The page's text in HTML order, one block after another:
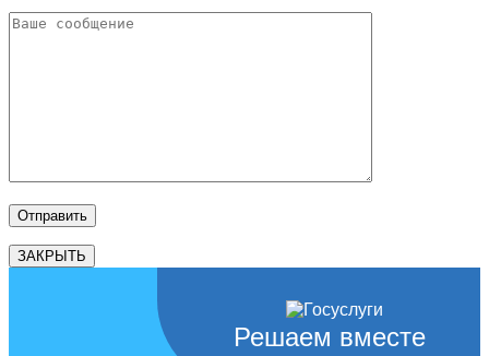
ЗАКРЫТЬ
Решаем вместе